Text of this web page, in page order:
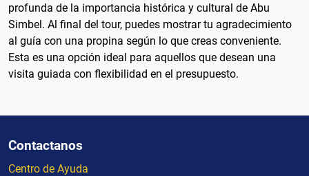
profunda de la importancia histórica y cultural de Abu
Simbel. Al final del tour, puedes mostrar tu agradecimiento
al guía con una propina según lo que creas conveniente.
Esta es una opción ideal para aquellos que desean una
visita guiada con flexibilidad en el presupuesto.
Contactanos
Centro de Ayuda